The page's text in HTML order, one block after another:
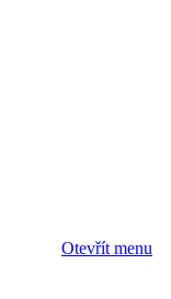
Otevřít menu